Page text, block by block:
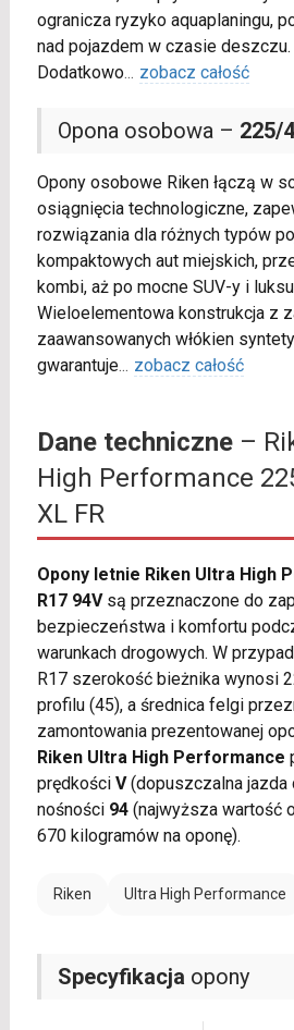
ogranicza ryzyko aquaplaningu,
nad pojazdem w czasie deszczu.
Dodatkowo... zobacz całość
Opona osobowa – 225/
Opony osobowe Riken łączą w
osiągnięcia technologiczne,
rozwiązania dla różnych typów
kompaktowych aut miejskich,
kombi, aż po mocne SUV-y i
Wieloelementowa konstrukcja z
zaawansowanych włókien
gwarantuje... zobacz całość
Dane techniczne–
High Performance
XL FR
Opony letnie Riken Ultra High
R17 94Vsą przeznaczone do
bezpieczeństwa i komfortu
warunkach drogowych. W
R17 szerokość bieżnika wynosi
profilu (45), a średnica felgi
zamontowania prezentowanej
Riken Ultra High Performance
prędkości V(dopuszczalna jazda
nośności 94(najwyższa wartość
670 kilogramów na oponę).
Riken Ultra High Performance
Specyfikacja opony